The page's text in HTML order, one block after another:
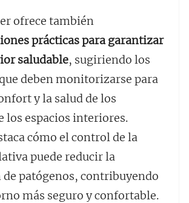
ofrece también
prácticas para garantizar
saludable, sugiriendo los
deben monitorizarse para
y la salud de los
los espacios interiores.
cómo el control de la
puede reducir la
patógenos, contribuyendo
más seguro y confortable.